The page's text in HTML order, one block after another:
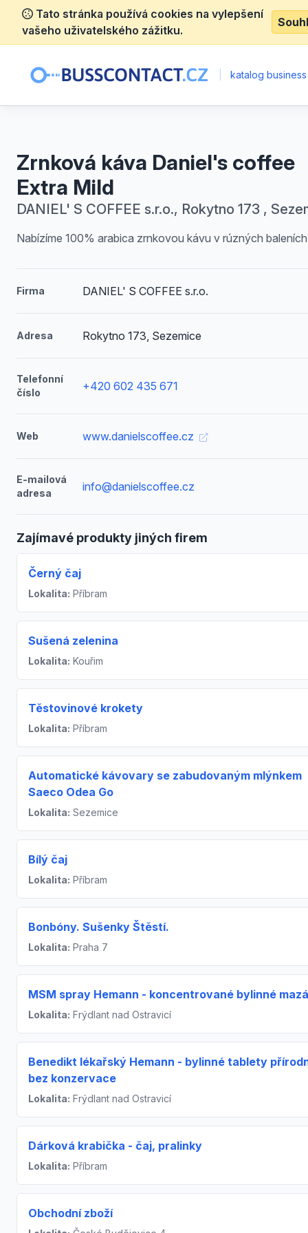
Tato stránka používá cookies na vylepšení
vašeho uživatelského zážitku.
katalog
Zrnková káva Daniel's coffee
Extra Mild
DANIEL' S COFFEE s.r.o., Rokytno 173 ,
Nabízíme 100% arabica zrnkovou kávu v rúzných
Firma DANIEL' S COFFEE s.r.o.
Adresa Rokytno 173, Sezemice
Telefonní
číslo
+420 602 435 671
Web www.danielscoffee.cz
E-mailová
adresa
info@danielscoffee.cz
Zajímavé produkty jiných firem
Černý čaj
Lokalita: Příbram
Sušená zelenina
Lokalita: Kouřim
Těstovinové krokety
Lokalita: Příbram
Automatické kávovary se zabudovaným mlýnkem
Saeco Odea Go
Lokalita: Sezemice
Bílý čaj
Lokalita: Příbram
Bonbóny. Sušenky Štěstí.
Lokalita: Praha 7
MSM spray Hemann - koncentrované bylinné
Lokalita: Frýdlant nad Ostravicí
Benedikt lékařský Hemann - bylinné tablety
bez konzervace
Lokalita: Frýdlant nad Ostravicí
Dárková krabička - čaj, pralinky
Lokalita: Příbram
Obchodní zboží